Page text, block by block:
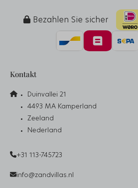
Bezahlen Sie sicher
Kontakt
Duinvallei 21
4493 MA Kamperland
Zeeland
Nederland
+31 113-745723
info@zandvillas.nl